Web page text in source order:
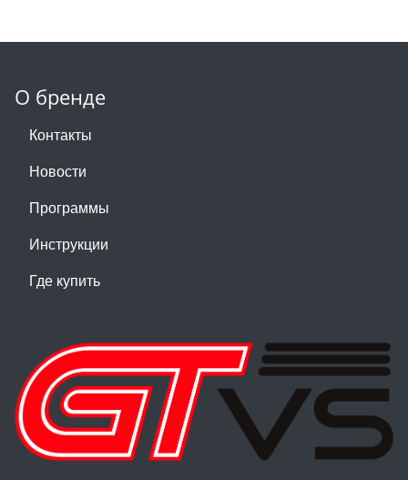
О бренде
Контакты
Новости
Программы
Инструкции
Где купить